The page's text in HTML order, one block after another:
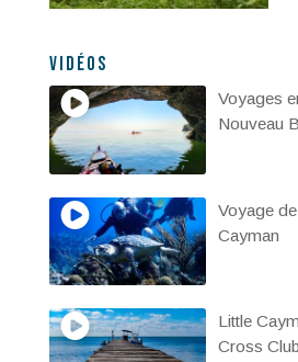
Vidéos
Voyages
Nouveau
Voyage
Cayman
Little
Cross Club